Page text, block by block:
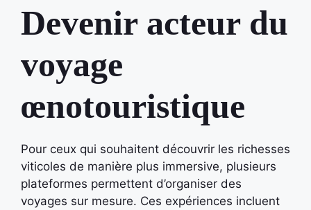
Devenir acteur du
voyage
œnotouristique
Pour ceux qui souhaitent découvrir les richesses
viticoles de manière plus immersive, plusieurs
plateformes permettent d’organiser des
voyages sur mesure. Ces expériences incluent